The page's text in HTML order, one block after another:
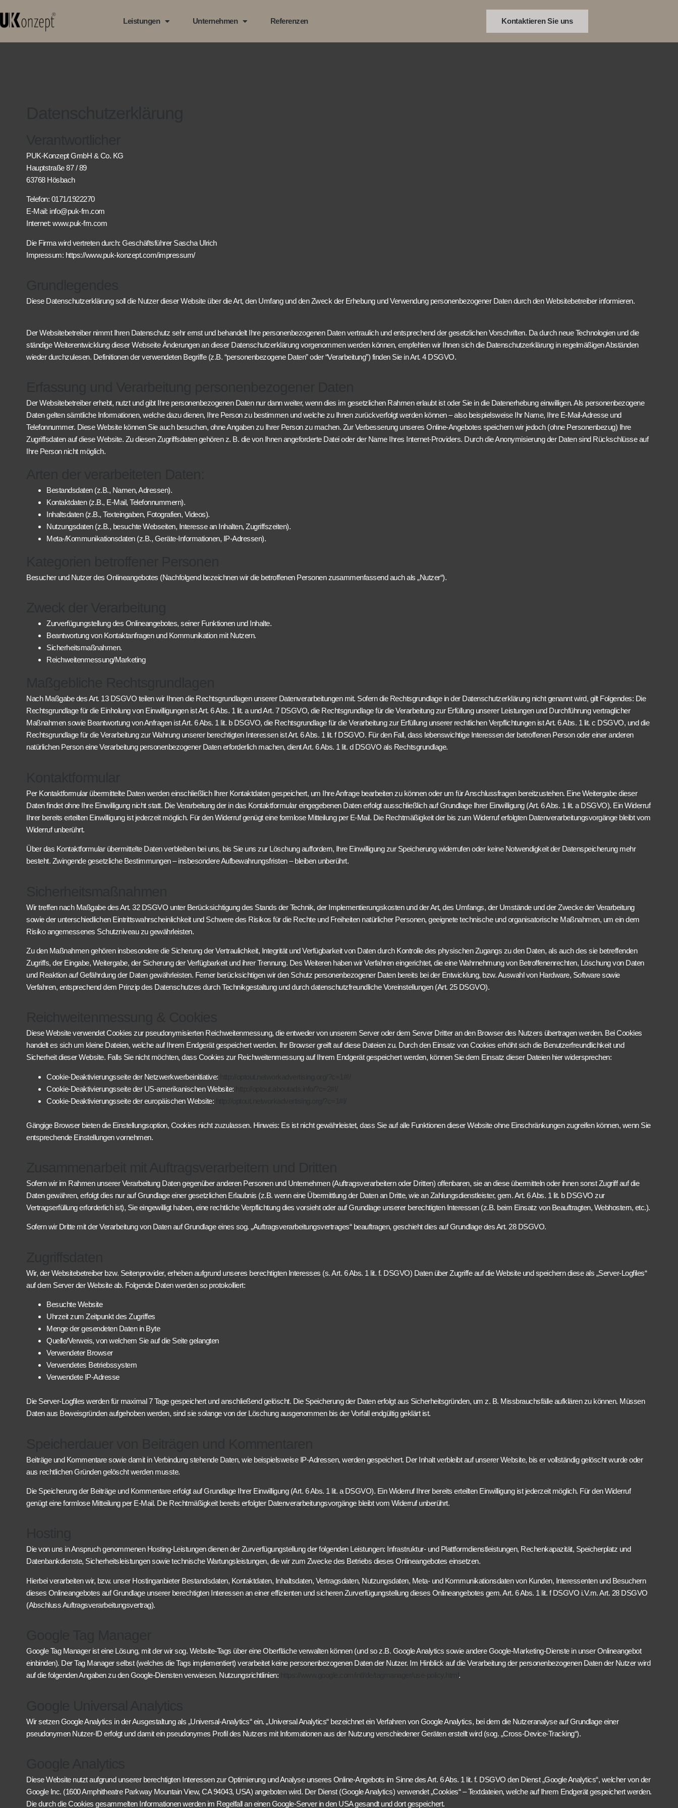
Leistungen Unternehmen Referenzen Kontaktieren Sie uns
PUK-Konzept GmbH & Co. KG
Hauptstraße 87 / 89
63768 Hösbach
Telefon: 0171/1922270
E-Mail: info@puk-fm.com
Internet: www.puk-fm.com
Die Firma wird vertreten durch: Geschäftsführer Sascha Ulrich
Impressum: https://www.puk-konzept.com/impressum/
Diese Datenschutzerklärung soll die Nutzer dieser Website über die Art, den Umfang und den Zweck der Erhebung und Verwendung personenbezogener Daten durch den Websitebetreiber informieren.
Der Websitebetreiber nimmt Ihren Datenschutz sehr ernst und behandelt Ihre personenbezogenen Daten vertraulich und entsprechend der gesetzlichen Vorschriften. Da durch neue Technologien und die
ständige Weiterentwicklung dieser Webseite Änderungen an dieser Datenschutzerklärung vorgenommen werden können, empfehlen wir Ihnen sich die Datenschutzerklärung in regelmäßigen Abständen
wieder durchzulesen. Definitionen der verwendeten Begriffe (z.B. “personenbezogene Daten” oder “Verarbeitung”) finden Sie in Art. 4 DSGVO.
Der Websitebetreiber erhebt, nutzt und gibt Ihre personenbezogenen Daten nur dann weiter, wenn dies im gesetzlichen Rahmen erlaubt ist oder Sie in die Datenerhebung einwilligen. Als personenbezogene
Daten gelten sämtliche Informationen, welche dazu dienen, Ihre Person zu bestimmen und welche zu Ihnen zurückverfolgt werden können – also beispielsweise Ihr Name, Ihre E-Mail-Adresse und
Telefonnummer. Diese Website können Sie auch besuchen, ohne Angaben zu Ihrer Person zu machen. Zur Verbesserung unseres Online-Angebotes speichern wir jedoch (ohne Personenbezug) Ihre
Zugriffsdaten auf diese Website. Zu diesen Zugriffsdaten gehören z. B. die von Ihnen angeforderte Datei oder der Name Ihres Internet-Providers. Durch die Anonymisierung der Daten sind Rückschlüsse auf
Ihre Person nicht möglich.
Bestandsdaten (z.B., Namen, Adressen).
Kontaktdaten (z.B., E-Mail, Telefonnummern).
Inhaltsdaten (z.B., Texteingaben, Fotografien, Videos).
Nutzungsdaten (z.B., besuchte Webseiten, Interesse an Inhalten, Zugriffszeiten).
Meta-/Kommunikationsdaten (z.B., Geräte-Informationen, IP-Adressen).
Besucher und Nutzer des Onlineangebotes (Nachfolgend bezeichnen wir die betroffenen Personen zusammenfassend auch als „Nutzer“).
Zurverfügungstellung des Onlineangebotes, seiner Funktionen und Inhalte.
Beantwortung von Kontaktanfragen und Kommunikation mit Nutzern.
Sicherheitsmaßnahmen.
Reichweitenmessung/Marketing
Nach Maßgabe des Art. 13 DSGVO teilen wir Ihnen die Rechtsgrundlagen unserer Datenverarbeitungen mit. Sofern die Rechtsgrundlage in der Datenschutzerklärung nicht genannt wird, gilt Folgendes: Die
Rechtsgrundlage für die Einholung von Einwilligungen ist Art. 6 Abs. 1 lit. a und Art. 7 DSGVO, die Rechtsgrundlage für die Verarbeitung zur Erfüllung unserer Leistungen und Durchführung vertraglicher
Maßnahmen sowie Beantwortung von Anfragen ist Art. 6 Abs. 1 lit. b DSGVO, die Rechtsgrundlage für die Verarbeitung zur Erfüllung unserer rechtlichen Verpflichtungen ist Art. 6 Abs. 1 lit. c DSGVO, und die
Rechtsgrundlage für die Verarbeitung zur Wahrung unserer berechtigten Interessen ist Art. 6 Abs. 1 lit. f DSGVO. Für den Fall, dass lebenswichtige Interessen der betroffenen Person oder einer anderen
natürlichen Person eine Verarbeitung personenbezogener Daten erforderlich machen, dient Art. 6 Abs. 1 lit. d DSGVO als Rechtsgrundlage.
Per Kontaktformular übermittelte Daten werden einschließlich Ihrer Kontaktdaten gespeichert, um Ihre Anfrage bearbeiten zu können oder um für Anschlussfragen bereitzustehen. Eine Weitergabe dieser
Daten findet ohne Ihre Einwilligung nicht statt. Die Verarbeitung der in das Kontaktformular eingegebenen Daten erfolgt ausschließlich auf Grundlage Ihrer Einwilligung (Art. 6 Abs. 1 lit. a DSGVO). Ein Widerruf
Ihrer bereits erteilten Einwilligung ist jederzeit möglich. Für den Widerruf genügt eine formlose Mitteilung per E-Mail. Die Rechtmäßigkeit der bis zum Widerruf erfolgten Datenverarbeitungsvorgänge bleibt vom
Widerruf unberührt.
Über das Kontaktformular übermittelte Daten verbleiben bei uns, bis Sie uns zur Löschung auffordern, Ihre Einwilligung zur Speicherung widerrufen oder keine Notwendigkeit der Datenspeicherung mehr
besteht. Zwingende gesetzliche Bestimmungen – insbesondere Aufbewahrungsfristen – bleiben unberührt.
Wir treffen nach Maßgabe des Art. 32 DSGVO unter Berücksichtigung des Stands der Technik, der Implementierungskosten und der Art, des Umfangs, der Umstände und der Zwecke der Verarbeitung
sowie der unterschiedlichen Eintrittswahrscheinlichkeit und Schwere des Risikos für die Rechte und Freiheiten natürlicher Personen, geeignete technische und organisatorische Maßnahmen, um ein dem
Risiko angemessenes Schutzniveau zu gewährleisten.
Zu den Maßnahmen gehören insbesondere die Sicherung der Vertraulichkeit, Integrität und Verfügbarkeit von Daten durch Kontrolle des physischen Zugangs zu den Daten, als auch des sie betreffenden
Zugriffs, der Eingabe, Weitergabe, der Sicherung der Verfügbarkeit und ihrer Trennung. Des Weiteren haben wir Verfahren eingerichtet, die eine Wahrnehmung von Betroffenenrechten, Löschung von Daten
und Reaktion auf Gefährdung der Daten gewährleisten. Ferner berücksichtigen wir den Schutz personenbezogener Daten bereits bei der Entwicklung, bzw. Auswahl von Hardware, Software sowie
Verfahren, entsprechend dem Prinzip des Datenschutzes durch Technikgestaltung und durch datenschutzfreundliche Voreinstellungen (Art. 25 DSGVO).
Diese Website verwendet Cookies zur pseudonymisierten Reichweitenmessung, die entweder von unserem Server oder dem Server Dritter an den Browser des Nutzers übertragen werden. Bei Cookies
handelt es sich um kleine Dateien, welche auf Ihrem Endgerät gespeichert werden. Ihr Browser greift auf diese Dateien zu. Durch den Einsatz von Cookies erhöht sich die Benutzerfreundlichkeit und
Sicherheit dieser Website. Falls Sie nicht möchten, dass Cookies zur Reichweitenmessung auf Ihrem Endgerät gespeichert werden, können Sie dem Einsatz dieser Dateien hier widersprechen:
Cookie-Deaktivierungsseite der Netzwerkwerbeinitiative:
Cookie-Deaktivierungsseite der US-amerikanischen Website:
Cookie-Deaktivierungsseite der europäischen Website:
Gängige Browser bieten die Einstellungsoption, Cookies nicht zuzulassen. Hinweis: Es ist nicht gewährleistet, dass Sie auf alle Funktionen dieser Website ohne Einschränkungen zugreifen können, wenn Sie
entsprechende Einstellungen vornehmen.
Sofern wir im Rahmen unserer Verarbeitung Daten gegenüber anderen Personen und Unternehmen (Auftragsverarbeitern oder Dritten) offenbaren, sie an diese übermitteln oder ihnen sonst Zugriff auf die
Daten gewähren, erfolgt dies nur auf Grundlage einer gesetzlichen Erlaubnis (z.B. wenn eine Übermittlung der Daten an Dritte, wie an Zahlungsdienstleister, gem. Art. 6 Abs. 1 lit. b DSGVO zur
Vertragserfüllung erforderlich ist), Sie eingewilligt haben, eine rechtliche Verpflichtung dies vorsieht oder auf Grundlage unserer berechtigten Interessen (z.B. beim Einsatz von Beauftragten, Webhostern, etc.).
Sofern wir Dritte mit der Verarbeitung von Daten auf Grundlage eines sog. „Auftragsverarbeitungsvertrages“ beauftragen, geschieht dies auf Grundlage des Art. 28 DSGVO.
Wir, der Websitebetreiber bzw. Seitenprovider, erheben aufgrund unseres berechtigten Interesses (s. Art. 6 Abs. 1 lit. f. DSGVO) Daten über Zugriffe auf die Website und speichern diese als „Server-Logfiles“
auf dem Server der Website ab. Folgende Daten werden so protokolliert:
Besuchte Website
Uhrzeit zum Zeitpunkt des Zugriffes
Menge der gesendeten Daten in Byte
Quelle/Verweis, von welchem Sie auf die Seite gelangten
Verwendeter Browser
Verwendetes Betriebssystem
Verwendete IP-Adresse
Die Server-Logfiles werden für maximal 7 Tage gespeichert und anschließend gelöscht. Die Speicherung der Daten erfolgt aus Sicherheitsgründen, um z. B. Missbrauchsfälle aufklären zu können. Müssen
Daten aus Beweisgründen aufgehoben werden, sind sie solange von der Löschung ausgenommen bis der Vorfall endgültig geklärt ist.
Beiträge und Kommentare sowie damit in Verbindung stehende Daten, wie beispielsweise IP-Adressen, werden gespeichert. Der Inhalt verbleibt auf unserer Website, bis er vollständig gelöscht wurde oder
aus rechtlichen Gründen gelöscht werden musste.
Die Speicherung der Beiträge und Kommentare erfolgt auf Grundlage Ihrer Einwilligung (Art. 6 Abs. 1 lit. a DSGVO). Ein Widerruf Ihrer bereits erteilten Einwilligung ist jederzeit möglich. Für den Widerruf
genügt eine formlose Mitteilung per E-Mail. Die Rechtmäßigkeit bereits erfolgter Datenverarbeitungsvorgänge bleibt vom Widerruf unberührt.
Die von uns in Anspruch genommenen Hosting-Leistungen dienen der Zurverfügungstellung der folgenden Leistungen: Infrastruktur- und Plattformdienstleistungen, Rechenkapazität, Speicherplatz und
Datenbankdienste, Sicherheitsleistungen sowie technische Wartungsleistungen, die wir zum Zwecke des Betriebs dieses Onlineangebotes einsetzen.
Hierbei verarbeiten wir, bzw. unser Hostinganbieter Bestandsdaten, Kontaktdaten, Inhaltsdaten, Vertragsdaten, Nutzungsdaten, Meta- und Kommunikationsdaten von Kunden, Interessenten und Besuchern
dieses Onlineangebotes auf Grundlage unserer berechtigten Interessen an einer effizienten und sicheren Zurverfügungstellung dieses Onlineangebotes gem. Art. 6 Abs. 1 lit. f DSGVO i.V.m. Art. 28 DSGVO
(Abschluss Auftragsverarbeitungsvertrag).
Google Tag Manager ist eine Lösung, mit der wir sog. Website-Tags über eine Oberfläche verwalten können (und so z.B. Google Analytics sowie andere Google-Marketing-Dienste in unser Onlineangebot
einbinden). Der Tag Manager selbst (welches die Tags implementiert) verarbeitet keine personenbezogenen Daten der Nutzer. Im Hinblick auf die Verarbeitung der personenbezogenen Daten der Nutzer wird
auf die folgenden Angaben zu den Google-Diensten verwiesen. Nutzungsrichtlinien:
.
Wir setzen Google Analytics in der Ausgestaltung als „Universal-Analytics“ ein. „Universal Analytics“ bezeichnet ein Verfahren von Google Analytics, bei dem die Nutzeranalyse auf Grundlage einer
pseudonymen Nutzer-ID erfolgt und damit ein pseudonymes Profil des Nutzers mit Informationen aus der Nutzung verschiedener Geräten erstellt wird (sog. „Cross-Device-Tracking“).
Diese Website nutzt aufgrund unserer berechtigten Interessen zur Optimierung und Analyse unseres Online-Angebots im Sinne des Art. 6 Abs. 1 lit. f. DSGVO den Dienst „Google Analytics“, welcher von der
Google Inc. (1600 Amphitheatre Parkway Mountain View, CA 94043, USA) angeboten wird. Der Dienst (Google Analytics) verwendet „Cookies“ – Textdateien, welche auf Ihrem Endgerät gespeichert werden.
Die durch die Cookies gesammelten Informationen werden im Regelfall an einen Google-Server in den USA gesandt und dort gespeichert.